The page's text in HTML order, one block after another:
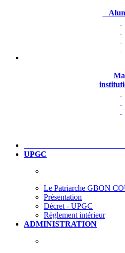
UPGC
Le Patriarche GBON
Présentation
Décret - UPGC
Règlement intérieur
ADMINISTRATION